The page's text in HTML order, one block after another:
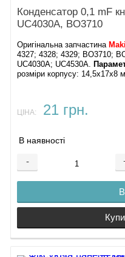
Конденсатор 0,1 mF
UC4030A, BO3710
Оригінальна запчастина
4327; 4328; 4329; BO3710;
UC4030A; UC4530A.
розміри корпусу: 14,5х17х8
ЦІНА: 21 грн.
В наявності
-